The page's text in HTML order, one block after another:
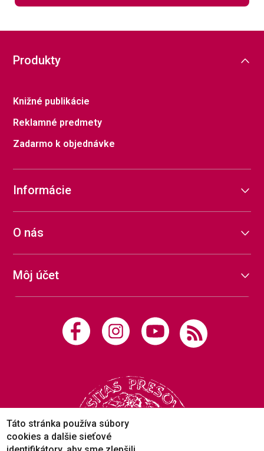
Produkty
Knižné publikácie
Reklamné predmety
Zadarmo k objednávke
Informácie
O nás
Môj účet
Táto stránka používa súbory
cookies a dalšie sieťové